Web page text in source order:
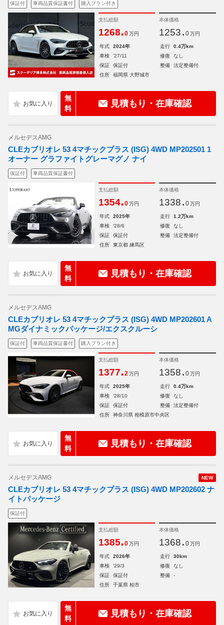
保証付 車両品質保証書付 購入プラン付き
支払総額
1268.0 万円
本体価格
1253. 0 万円
年式 2024年 走行
0.4万km
車検
'27/11 修復
なし
保証
保証付 整備
法定整備付
住所
福岡県 大野城市
無
料
見積もり・在庫確認
メルセデスAMG
CLEカブリオレ 53 4マチックプラス (ISG) 4WD MP202501 1
オーナー グラファイトグレーマグノ ナイ
保証付 車両品質保証書付
支払総額
1354.0 万円
本体価格
1338. 0 万円
年式 2025年 走行
1.2万km
車検
'28/6 修復
なし
保証
保証付 整備
法定整備付
住所
東京都 練馬区
無
料
見積もり・在庫確認
メルセデスAMG
CLEカブリオレ 53 4マチックプラス (ISG) 4WD MP202601 A
MGダイナミックパッケージ/エクスクルーシ
保証付 車両品質保証書付 購入プラン付き
支払総額
1377.2 万円
本体価格
1358. 0 万円
年式 2025年 走行
0.4万km
車検
'28/10 修復
なし
保証
保証付 整備
法定整備付
住所
神奈川県 相模原市中央区
無
料
見積もり・在庫確認
NEW
メルセデスAMG
CLEカブリオレ 53 4マチックプラス (ISG) 4WD MP202602 ナ
イトパッケージ
保証付
支払総額
1385.0 万円
本体価格
1368. 0 万円
年式 2026年 走行
30km
車検
'29/3 修復
なし
保証
保証付 整備
-
住所
千葉県 柏市
無
料
見積もり・在庫確認